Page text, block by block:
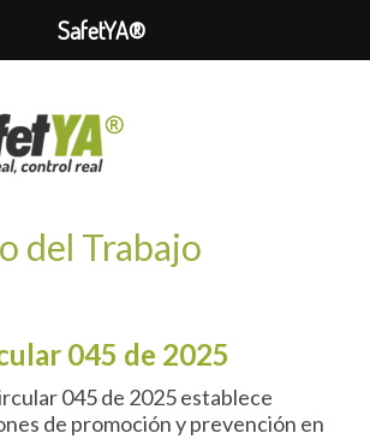
del Trabajo
045 de 2025
045 de 2025 establece
de promoción y prevención en
SafetYA®